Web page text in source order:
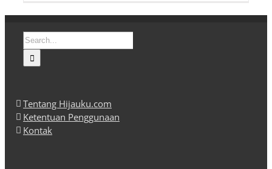
Search
for:
Tentang Hijauku.com
Ketentuan Penggunaan
Kontak